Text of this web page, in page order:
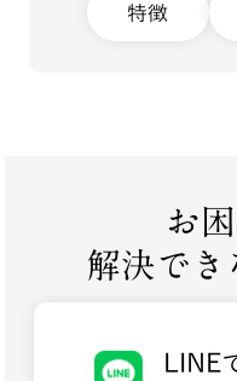
特徴
お
解決でき
LINE